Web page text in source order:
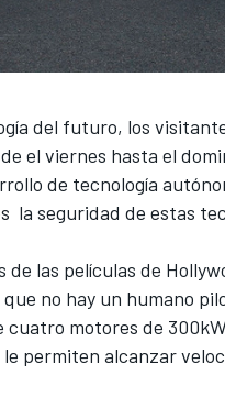
del futuro, los
el viernes hasta el
de tecnología
la seguridad de estas
las películas de
no hay un humano
cuatro motores de
permiten alcanzar